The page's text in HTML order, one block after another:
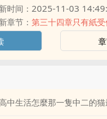
时间： 2025-11-03
章节： 第三十四章只有紙
中生活怎麼那一隻中二的